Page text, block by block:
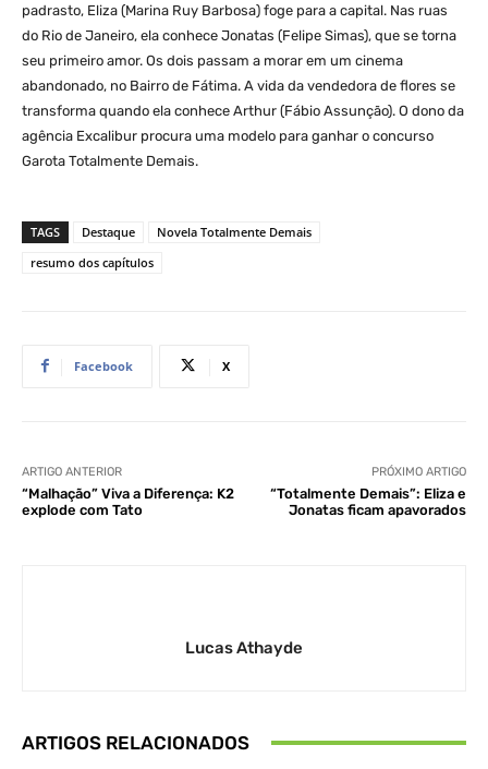
padrasto, Eliza (Marina Ruy Barbosa) foge para a capital. Nas ruas
do Rio de Janeiro, ela conhece Jonatas (Felipe Simas), que se torna
seu primeiro amor. Os dois passam a morar em um cinema
abandonado, no Bairro de Fátima. A vida da vendedora de flores se
transforma quando ela conhece Arthur (Fábio Assunção). O dono da
agência Excalibur procura uma modelo para ganhar o concurso
Garota Totalmente Demais.
TAGS Destaque
Novela Totalmente Demais
resumo dos capítulos
Facebook X
ARTIGO ANTERIOR
“Malhação” Viva a Diferença: K2
explode com Tato
PRÓXIMO ARTIGO
“Totalmente Demais”: Eliza e
Jonatas ficam apavorados
Lucas Athayde
ARTIGOS RELACIONADOS